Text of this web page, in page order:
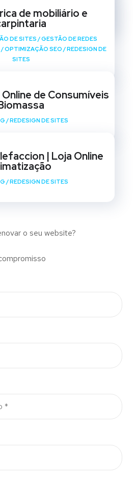
SITESde mobiliário e
DE SITES /GESTÃO DE REDES
/OPTIMIZAÇÃO SEO /REDESIGN DE
SITES
de Consumíveis
/REDESIGN DE SITES
| Loja Online
/REDESIGN DE SITES
o seu website?